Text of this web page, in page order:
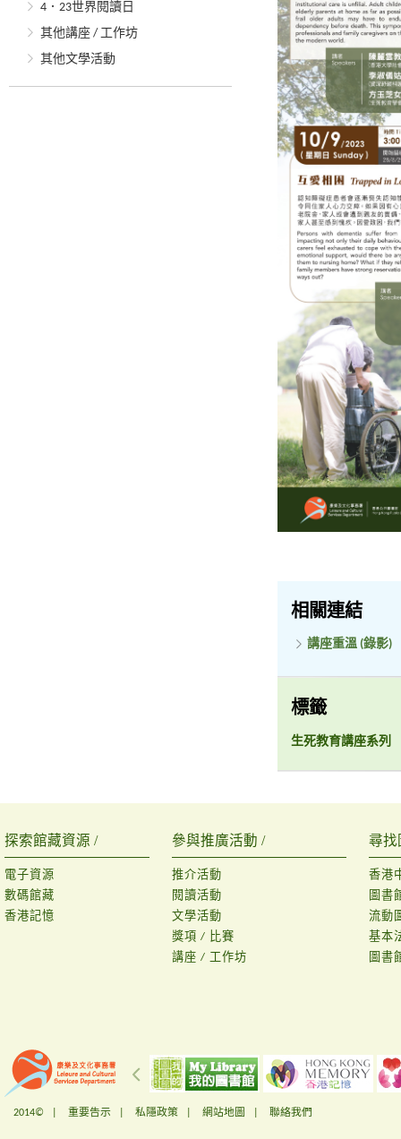
4．23世界閱讀日
其他講座 / 工作坊
其他文學活動
相關連結
講座重溫 (錄影)
標籤
生死教育講座系列
探索館藏資源 /
電子資源
數碼館藏
香港記憶
參與推廣活動 /
推介活動
閱讀活動
文學活動
獎項 / 比賽
講座 / 工作坊
尋找
香港
圖書
流動
基本
圖書
2014© | 重要告示 私隱政策 網站地圖 聯絡我們